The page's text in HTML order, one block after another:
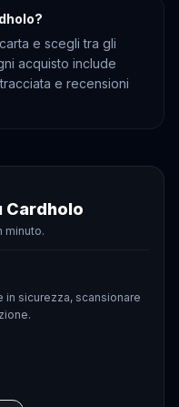
e scegli tra gli
acquisto include
e recensioni
Cardholo
minuto.
in sicurezza, scansionare